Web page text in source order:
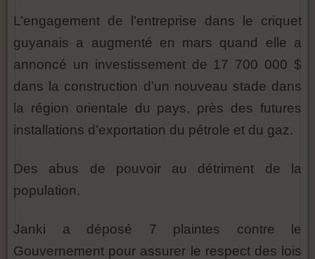
L’engagement de l’entreprise dans le criquet
guyanais a augmenté en mars quand elle a
annoncé un investissement de 17 700 000 $
dans la construction d’un nouveau stade dans
la région orientale du pays, près des futures
installations d’exportation du pétrole et du gaz.
Des abus de pouvoir au détriment de la
population.
Janki a déposé 7 plaintes contre le
Gouvernement pour assurer le respect des lois